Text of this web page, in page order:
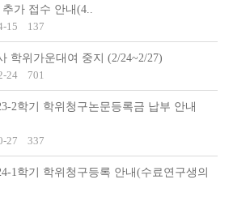
가 접수 안내(4..
15 137
학위가운대여 중지 (2/24~2/27)
24 701
2학기 학위청구논문등록금 납부 안내
27 337
1학기 학위청구등록 안내(수료연구생의